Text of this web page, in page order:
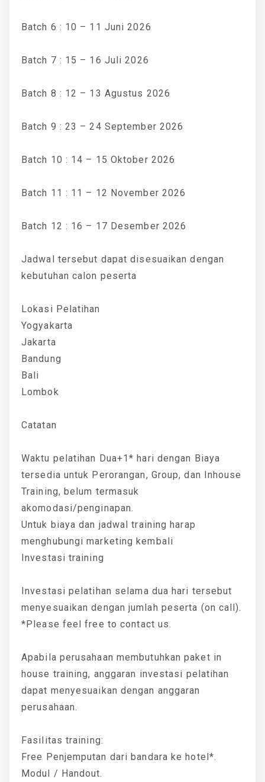
Batch 6 : 10 – 11 Juni 2026
Batch 7 : 15 – 16 Juli 2026
Batch 8 : 12 – 13 Agustus 2026
Batch 9 : 23 – 24 September 2026
Batch 10 : 14 – 15 Oktober 2026
Batch 11 : 11 – 12 November 2026
Batch 12 : 16 – 17 Desember 2026
Jadwal tersebut dapat disesuaikan dengan
kebutuhan calon peserta
Lokasi Pelatihan
Yogyakarta
Jakarta
Bandung
Bali
Lombok
Catatan
Waktu pelatihan Dua+1* hari dengan Biaya
tersedia untuk Perorangan, Group, dan Inhouse
Training, belum termasuk
akomodasi/penginapan.
Untuk biaya dan jadwal training harap
menghubungi marketing kembali
Investasi training
Investasi pelatihan selama dua hari tersebut
menyesuaikan dengan jumlah peserta (on call).
*Please feel free to contact us.
Apabila perusahaan membutuhkan paket in
house training, anggaran investasi pelatihan
dapat menyesuaikan dengan anggaran
perusahaan.
Fasilitas training:
Free Penjemputan dari bandara ke hotel*.
Modul / Handout.